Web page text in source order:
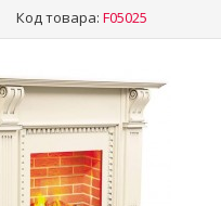
Код товара: F05025